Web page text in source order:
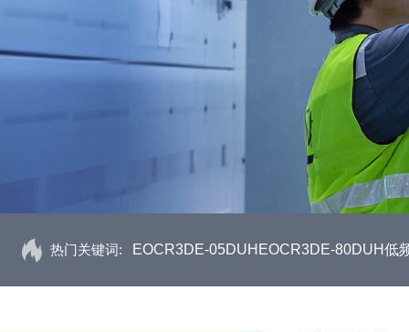
热门关键词: EOCR3DE-05DUHEOCR3DE-80DUH低